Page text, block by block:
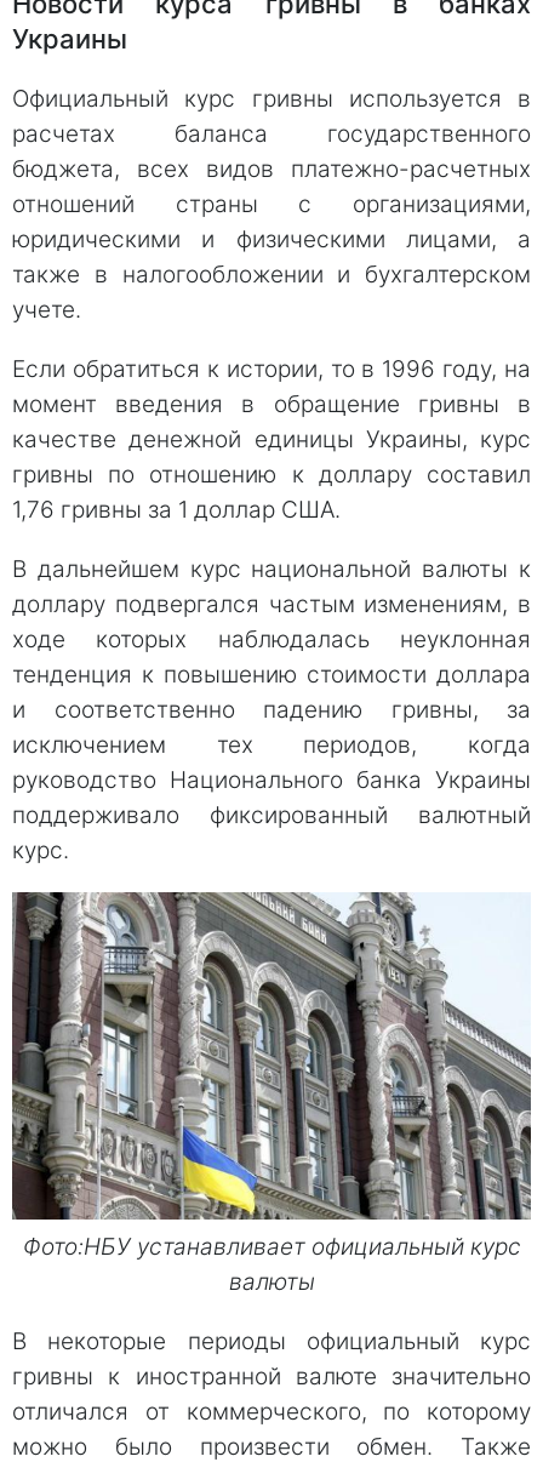
Украины
Официальный курс гривны используется в
расчетах баланса государственного
бюджета, всех видов платежно-расчетных
отношений страны с организациями,
юридическими и физическими лицами, а
также в налогообложении и бухгалтерском
учете.
Если обратиться к истории, то в 1996 году, на
момент введения в обращение гривны в
качестве денежной единицы Украины, курс
гривны по отношению к доллару составил
1,76 гривны за 1 доллар США.
В дальнейшем курс национальной валюты к
доллару подвергался частым изменениям, в
ходе которых наблюдалась неуклонная
тенденция к повышению стоимости доллара
и соответственно падению гривны, за
исключением тех периодов, когда
руководство Национального банка Украины
поддерживало фиксированный валютный
курс.
Фото:НБУ устанавливает официальный курс
валюты
В некоторые периоды официальный курс
гривны к иностранной валюте значительно
отличался от коммерческого, по которому
можно было произвести обмен. Также